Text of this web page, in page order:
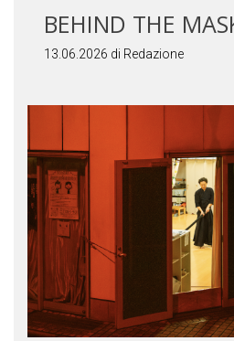
BEHIND THE
13.06.2026 di Redazione